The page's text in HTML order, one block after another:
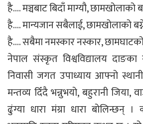
है…. मञ्चबाट बिदाँ माग्यौ, छामखोलाको
है…. मान्यजान सबैलाई, छामखोलाको
है…. सबैमा नमस्कार नस्कार, छामघाटको
नेपाल संस्कृत विश्वविद्यालय दाङका
निवासी जगत उपाध्याय आफ्नो
मन्तव्य दिँदै भन्नुभयो, बहुरानी जिया,
ढुंग्या धारा मंग्रा धारा बोलिन्छन् ।